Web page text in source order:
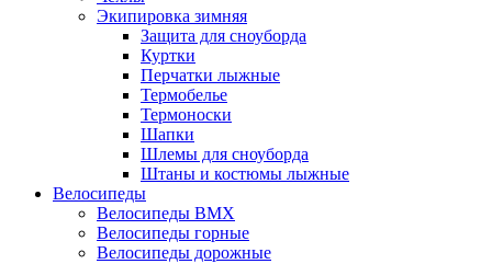
Экипировка зимняя
Защита для сноуборда
Куртки
Перчатки лыжные
Термобелье
Термоноски
Шапки
Шлемы для сноуборда
Штаны и костюмы лыжные
Велосипеды
Велосипеды BMX
Велосипеды горные
Велосипеды дорожные